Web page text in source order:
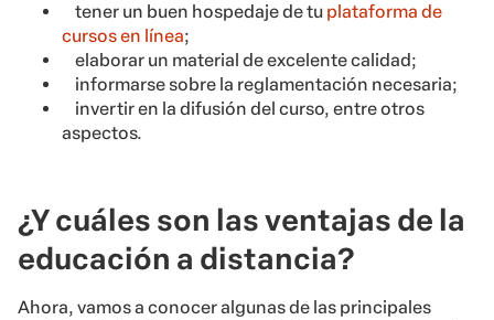
tener un buen hospedaje de tu plataforma de
cursos en línea;
elaborar un material de excelente calidad;
informarse sobre la reglamentación necesaria;
invertir en la difusión del curso, entre otros
aspectos.
¿Y cuáles son las ventajas de la
educación a distancia?
Ahora, vamos a conocer algunas de las principales